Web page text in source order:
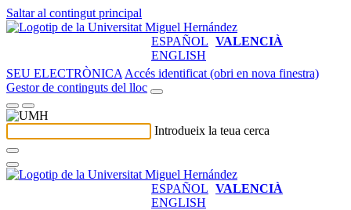
Saltar al contingut principal
ESPAÑOL VALENCIÀ
ENGLISH
SEU ELECTRÒNICA Accés identificat (obri en nova finestra)
Gestor de continguts del lloc
Introdueix la teua cerca
ESPAÑOL VALENCIÀ
ENGLISH